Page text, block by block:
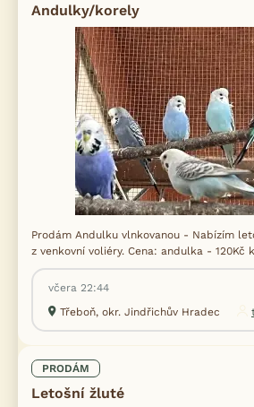
Andulky/korely
Prodám Andulku vlnkovanou - Nabízím
z venkovní voliéry. Cena: andulka - 120Kč
včera 22:44
Třeboň, okr. Jindřichův Hradec
PRODÁM
Letošní žluté